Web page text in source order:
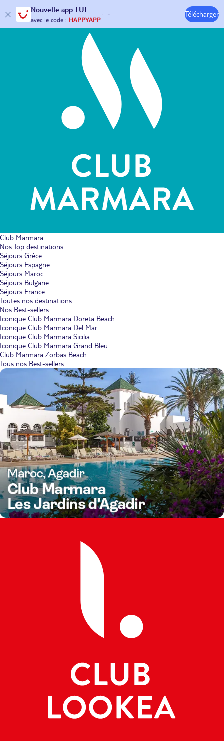
Nouvelle app TUI
30€ offerts*sur votre
avec le code : HAPPYAPP
Télécharger
Hôtels & Clubs
Club Marmara
Nos Top destinations
Séjours Grèce
Séjours Espagne
Séjours Maroc
Séjours Bulgarie
Séjours France
Toutes nos destinations
Nos Best-sellers
Iconique Club Marmara Doreta Beach
Iconique Club Marmara Del Mar
Iconique Club Marmara Sicilia
Iconique Club Marmara Grand Bleu
Club Marmara Zorbas Beach
Tous nos Best-sellers